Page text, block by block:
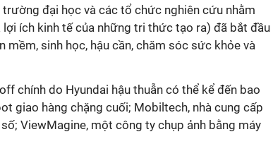
đại học và các tổ chức nghiên cứu nhằm
ích kinh tế của những tri thức tạo ra) đã bắt đầu
mềm, sinh học, hậu cần, chăm sóc sức khỏe và
chính do Hyundai hậu thuẫn có thể kể đến bao
giao hàng chặng cuối; Mobiltech, nhà cung cấp
ViewMagine, một công ty chụp ảnh bằng máy